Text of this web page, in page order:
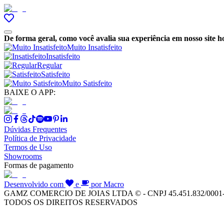
De forma geral, como você avalia sua experiência em nosso site
Muito Insatisfeito
Insatisfeito
Regular
Satisfeito
Muito Satisfeito
BAIXE O APP:
Dúvidas Frequentes
Política de Privacidade
Termos de Uso
Showrooms
Formas de pagamento
Desenvolvido com e
por Macro
GAMZ COMERCIO DE JOIAS LTDA © - CNPJ 45.451.832/
TODOS OS DIREITOS RESERVADOS